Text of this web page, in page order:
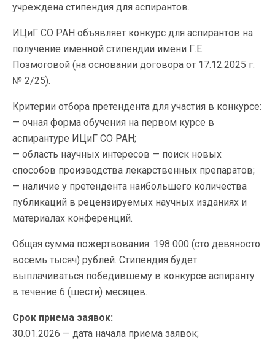
учреждена стипендия для аспирантов.
ИЦиГ СО РАН объявляет конкурс для аспирантов на
получение именной стипендии имени Г.Е.
Позмоговой (на основании договора от 17.12.2025 г.
№ 2/25).
Критерии отбора претендента для участия в конкурсе:
— очная форма обучения на первом курсе в
аспирантуре ИЦиГ СО РАН;
— область научных интересов — поиск новых
способов производства лекарственных препаратов;
— наличие у претендента наибольшего количества
публикаций в рецензируемых научных изданиях и
материалах конференций.
Общая сумма пожертвования: 198 000 (сто девяносто
восемь тысяч) рублей. Стипендия будет
выплачиваться победившему в конкурсе аспиранту
в течение 6 (шести) месяцев.
Срок приема заявок:
30.01.2026 — дата начала приема заявок;